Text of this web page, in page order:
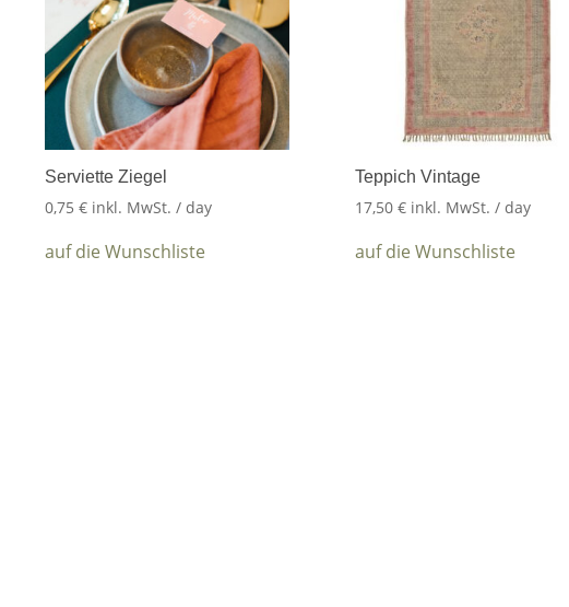
Serviette Ziegel
0,75 € inkl. MwSt. / day
auf die Wunschliste
Teppich Vintage
17,50 € inkl. MwSt. / day
auf die Wunschliste